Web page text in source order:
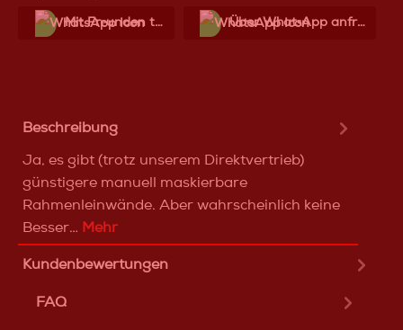
Mit Frеunden teilen Über WhatѕApp anfragеn
Beschreibung
Ja, es gibt (trotz unserem Direktvertrieb)
günstigere manuell maskierbare
Rahmenleinwände. Aber wahrscheinlich keine
Besser… Mehr
Kundenbewertungen
FAQ